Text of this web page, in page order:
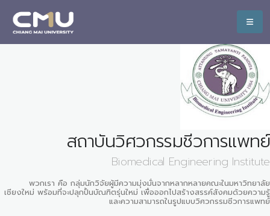
สถาบันวิศวกรรมชีวการแพทย์
Biomedical Engineering Institute
พวกเรา คือ กลุ่มนักวิจัยผู้มีความมุ่งมั่นจากหลากหลายคณะในมหาวิทยาลัย
เชียงใหม่ พร้อมที่จะปลุกปั้นบัณฑิตรุ่นใหม่ เพื่อออกไปสร้างสรรค์สังคมด้วยความรู้
และความสามารถในรูปแบบวิศวกรรมชีวการแพทย์